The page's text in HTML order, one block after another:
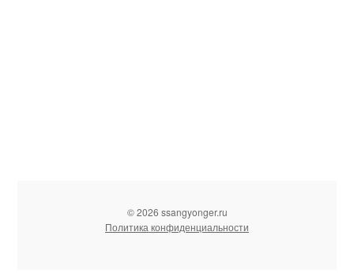
© 2026 ssangyonger.ru
Политика конфиденциальности